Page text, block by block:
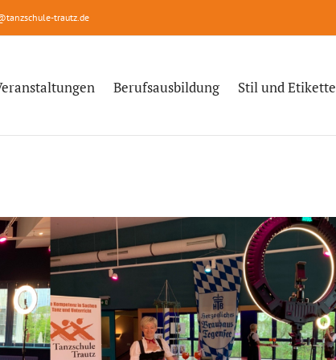
trautz.de
Berufsausbildung Stil und Etikette